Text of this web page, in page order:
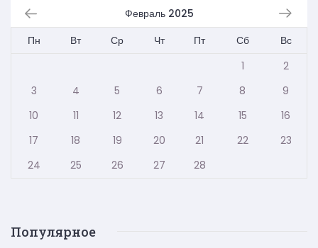
Февраль 2025
Пн
Вт Ср Чт Пт Сб
Вс
1
2
3
4 5 6 7 8
9
10
11 12 13 14 15
16
17
18 19 20 21 22
23
24
25 26 27 28
Популярное